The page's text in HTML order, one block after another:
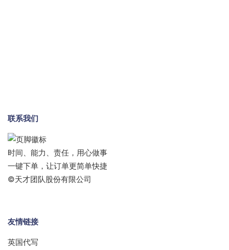
联系我们
时间、能力、责任，用心做事
一键下单，让订单更简单快捷
©天才团队股份有限公司
友情链接
英国代写